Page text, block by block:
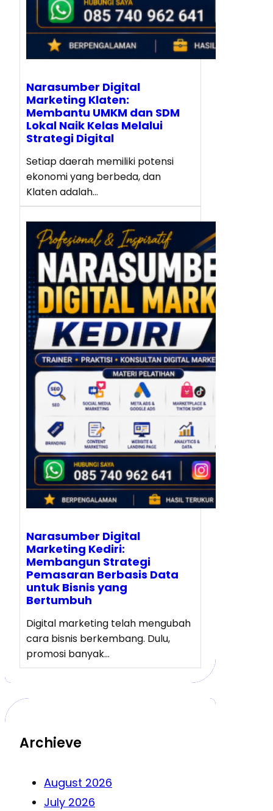
Narasumber Digital
Marketing Klaten:
Membantu UMKM dan SDM
Lokal Naik Kelas Melalui
Strategi Digital
Setiap daerah memiliki potensi
ekonomi yang berbeda, dan
Klaten adalah…
Narasumber Digital
Marketing Kediri:
Membangun Strategi
Pemasaran Berbasis Data
untuk Bisnis yang
Bertumbuh
Digital marketing telah mengubah
cara bisnis berkembang. Dulu,
promosi banyak…
Archieve
August 2026
July 2026